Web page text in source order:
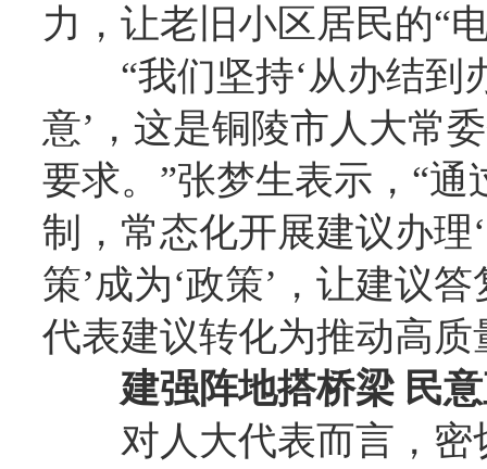
力，让老旧小区居民的“
“我们坚持‘从办结
意’，这是铜陵市人大常
要求。”张梦生表示，“通
制，常态化开展建议办理
策’成为‘政策’，让建议
代表建议转化为推动高质
建强阵地搭桥梁 民
对人大代表而言，